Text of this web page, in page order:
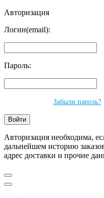
Авторизация
Логин(email):
Пароль:
Забыли пароль?
Авторизация необходима,
дальнейшем историю
адрес доставки и прочие